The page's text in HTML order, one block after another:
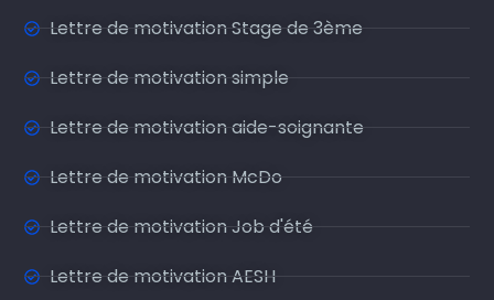
Lettre de motivation Stage de 3ème
Lettre de motivation simple
Lettre de motivation aide-soignante
Lettre de motivation McDo
Lettre de motivation Job d'été
Lettre de motivation AESH